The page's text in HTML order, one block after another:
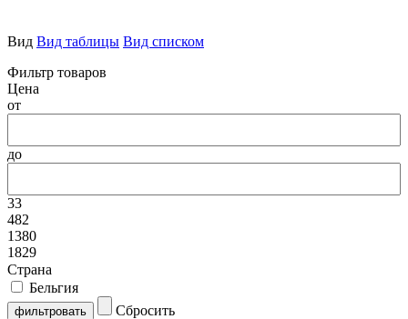
Вид Вид таблицы Вид списком
Фильтр товаров
Цена
от
до
33
482
1380
1829
Страна
Бельгия
Сбросить